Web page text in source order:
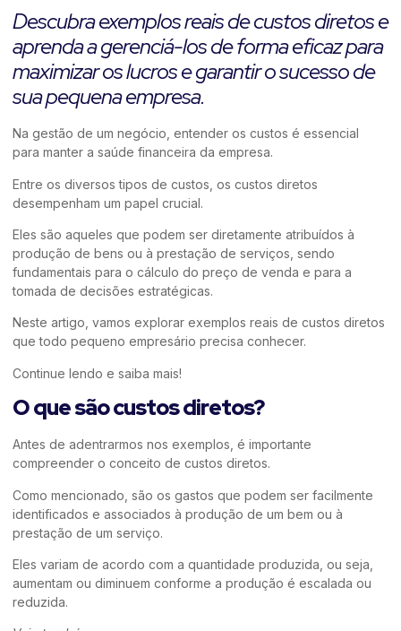
Descubra exemplos reais de custos diretos e
aprenda a gerenciá-los de forma eficaz para
maximizar os lucros e garantir o sucesso de
sua pequena empresa.
Na gestão de um negócio, entender os custos é essencial
para manter a saúde financeira da empresa.
Entre os diversos tipos de custos, os custos diretos
desempenham um papel crucial.
Eles são aqueles que podem ser diretamente atribuídos à
produção de bens ou à prestação de serviços, sendo
fundamentais para o cálculo do preço de venda e para a
tomada de decisões estratégicas.
Neste artigo, vamos explorar exemplos reais de custos diretos
que todo pequeno empresário precisa conhecer.
Continue lendo e saiba mais!
O que são custos diretos?
Antes de adentrarmos nos exemplos, é importante
compreender o conceito de custos diretos.
Como mencionado, são os gastos que podem ser facilmente
identificados e associados à produção de um bem ou à
prestação de um serviço.
Eles variam de acordo com a quantidade produzida, ou seja,
aumentam ou diminuem conforme a produção é escalada ou
reduzida.